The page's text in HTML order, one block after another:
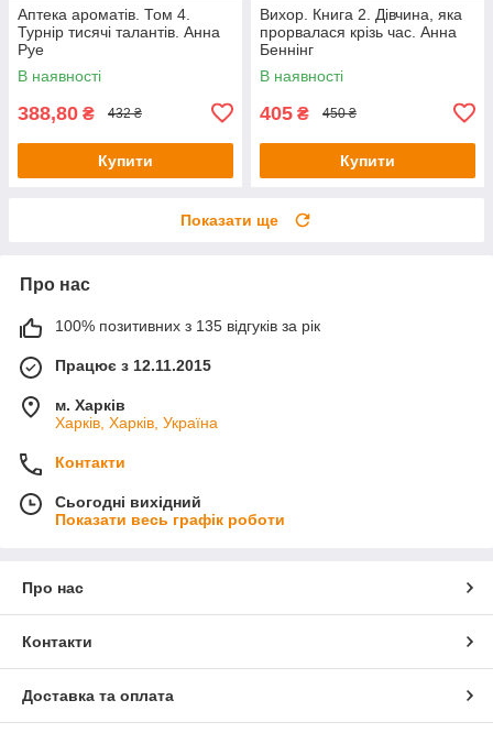
Аптека ароматів. Том 4.
Турнір тисячі талантів. Анна
Руе
В наявності
388,80 ₴ 432 ₴
Купити
Вихор. Книга 2. Дівчина, яка
прорвалася крізь час. Анна
Беннінг
В наявності
405 ₴ 450 ₴
Купити
Показати ще
Про нас
100% позитивних з 135 відгуків за рік
Працює з 12.11.2015
м. Харків
Харків, Харків, Україна
Контакти
Сьогодні вихідний
Показати весь графік роботи
Про нас
Контакти
Доставка та оплата